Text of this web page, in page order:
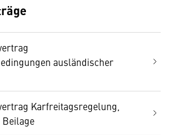
ausländischer
Karfreitagsregelung,
Beilage